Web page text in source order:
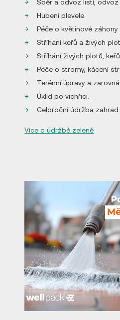
Hubení plevele.
Péče o květinové záhony
Stříhání keřů a živých
Stříhání živých plotů,
Péče o stromy, kácení
Terénní úpravy a
Úklid po vichřici.
Celoroční údržba zahrad
Více o údržbě zeleně